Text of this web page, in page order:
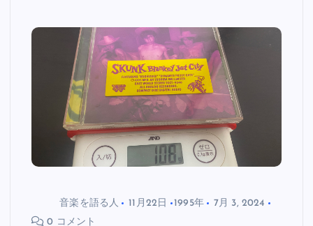
音楽を語る人 11月22日 1995年
7月 3, 2024
0 コメント